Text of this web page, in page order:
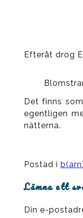
Efteråt drog
Det finns
egentligen
nätterna.
Postad i
Lämna ett
Din e-